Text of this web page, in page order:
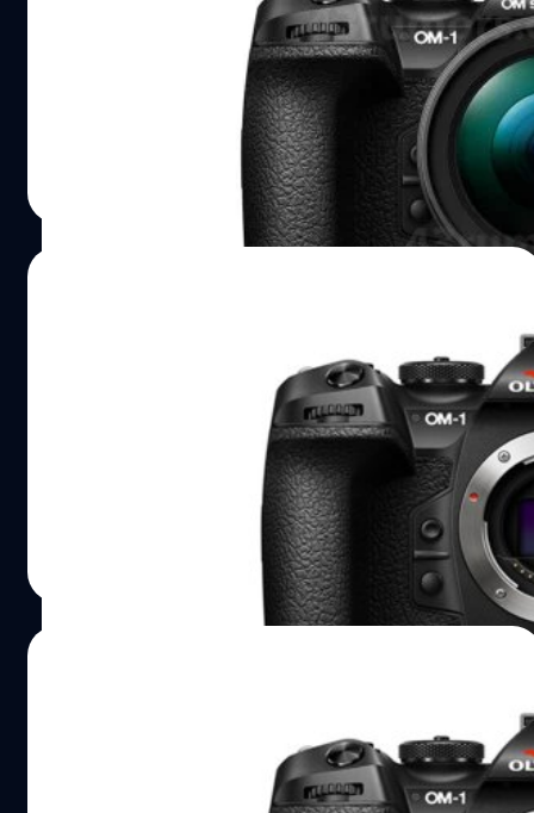
เรียกว่าหลุดออกมาในโค้งสุดท้ายจริง ๆ ครับ กับ 'OM System
OM-1 II' กล้องมิเรอร์เลสรุ่นเรือธงของฝั่ง Micro Four Thirds
ในหน้าตาทีบอกเลยว่าเหมือนเดิมเป๊ะ ๆ เพิ่มเติมคือโลโก้ใหม่
กับเลข II ห้อยท้าย เตรียมเปิดตัว 30 มกราคม 2024 นี้
| 920 days ago
m4/3 ตีบวกกันสั่น เพิ่ม Buffer
ใกล้กำหนดที่คาดว่าจะมีการเปิดตัวกล้องใหม่เข้ามาทุกทีครับ
สำหรับค่าย OM System กับรายงานข่าวลือสเปกล่าสุดของ
'OM-1II' เรือธงมิเรอร์เลสฝั่ง Micro Four Thirds ที่รอบนี้มีการ
ปรับอะไรหลาย ๆ อย่างให้น่าใช้งานมากยิ่งขึ้น
| 923 days ago
1II พร้อมเลนส์อีก 2 รุ่น 30 มกราคมนี้
ข่าวดีของชาว Micro Four Thirds กับข่าวลือกล้องใหม่จาก